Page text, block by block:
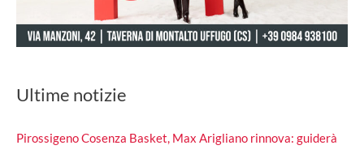
Ultime notizie
Pirossigeno Cosenza Basket, Max Arigliano rinnova: guiderà